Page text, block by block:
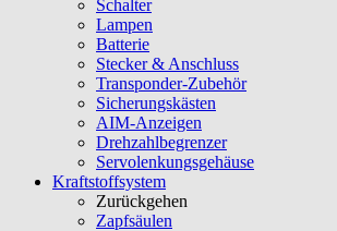
Schalter
Lampen
Batterie
Stecker & Anschluss
Transponder-Zubehör
Sicherungskästen
AIM-Anzeigen
Drehzahlbegrenzer
Servolenkungsgehäuse
Kraftstoffsystem
Zurückgehen
Zapfsäulen